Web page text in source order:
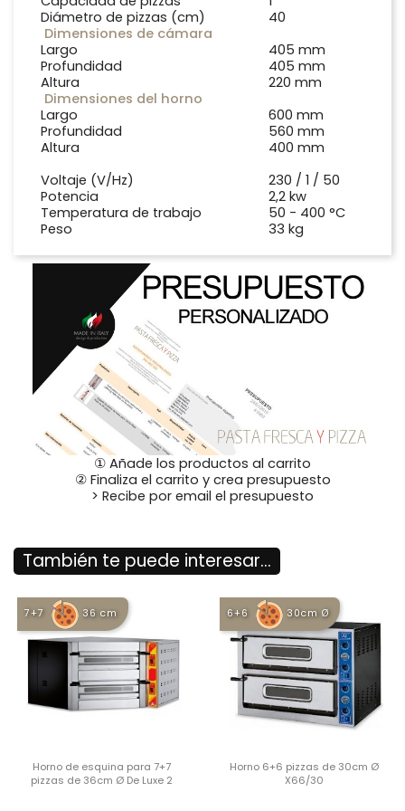
Diámetro de pizzas (cm)
40
Dimensiones de cámara
Largo
405 mm
Profundidad
405 mm
Altura
220 mm
Dimensiones del horno
Largo
600 mm
Profundidad
560 mm
Altura
400 mm
Voltaje (V/Hz)
230 / 1 / 50
Potencia
2,2 kw
Temperatura de trabajo
50 - 400 °C
Peso
33 kg
① Añade los productos al carrito
② Finaliza el carrito y crea presupuesto
> Recibe por email el presupuesto
También te puede interesar...
7+7 36 cm
Horno de esquina para 7+7
pizzas de 36cm Ø De Luxe 2
6+6 30cm Ø
Horno 6+6 pizzas de 30cm Ø
X66/30